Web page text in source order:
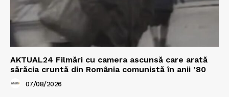
AKTUAL24 Filmări cu camera ascunsă care arată
sărăcia cruntă din România comunistă în anii ’80
07/08/2026